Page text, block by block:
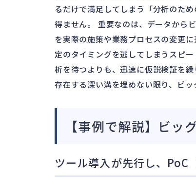
るだけで満足してしまう「分析のた
得ません。 重要なのは、データから
を実際の施策や業務プロセスの変更
定のタイミングを逃してしまうスピ
析を待つよりも、迅速に仮説検証を繰
存在する深い溝を埋めない限り、ビ
【事例で解説】ビッ
ツール導入が先行し、PoC